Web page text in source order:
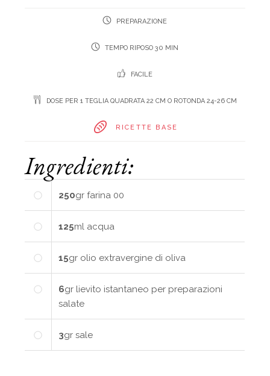
PREPARAZIONE
TEMPO RIPOSO 30 MIN
FACILE
DOSE PER 1 TEGLIA QUADRATA 22 CM O ROTONDA 24-26 CM
RICETTE BASE
Ingredienti:
250gr farina 00
125ml acqua
15gr olio extravergine di oliva
6gr lievito istantaneo per preparazioni
salate
3gr sale